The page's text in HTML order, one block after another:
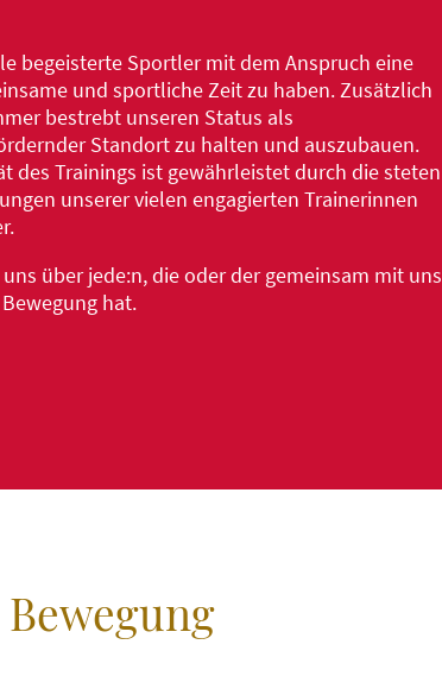
begeisterte Sportler mit dem Anspruch eine
und sportliche Zeit zu haben. Zusätzlich
bestrebt unseren Status als
Standort zu halten und auszubauen.
des Trainings ist gewährleistet durch die steten
unserer vielen engagierten Trainerinnen
über jede:n, die oder der gemeinsam mit uns
hat.